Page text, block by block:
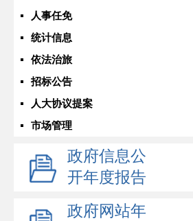
人事任免
统计信息
依法治旅
招标公告
人大协议提案
市场管理
政府信息公
开年度报告
政府网站年